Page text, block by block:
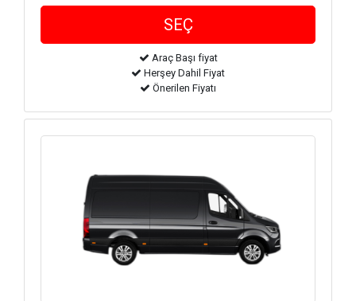
Araç Başı fiyat
Herşey Dahil Fiyat
Önerilen Fiyatı